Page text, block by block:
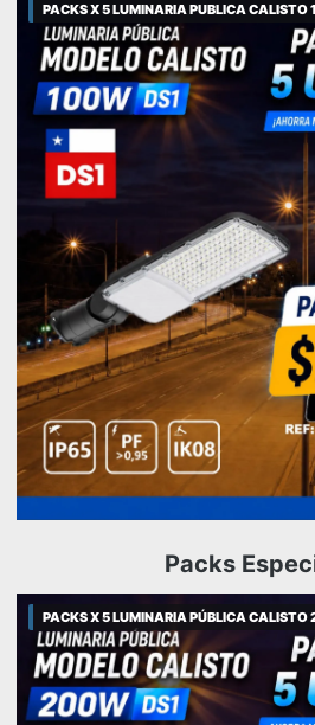
PACKS X 5 LUMINARIA PUBLICA CALISTO
Packs
PACKS X 5 LUMINARIA PÚBLICA CALISTO